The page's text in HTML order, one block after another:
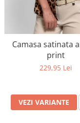
Camasa satinata
print
229,95 Lei
VEZI VARIANTE